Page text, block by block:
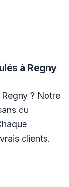
à Regny
? Notre
du
clients.